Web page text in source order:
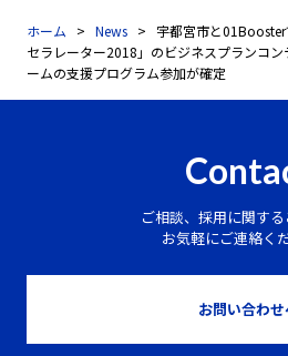
ホーム News
宇都宮市と
セラレーター2018」のビジネスプランコ
ームの支援プログラム参加が確定
ご相談、採用に関する
お気軽にご連絡く
お問い合わせ